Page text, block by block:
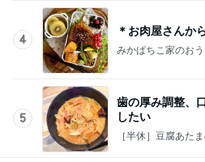
4
＊お肉屋さんか
みかぱちこ家のお
5
歯の厚み調整、
したい
［半休］豆腐あた